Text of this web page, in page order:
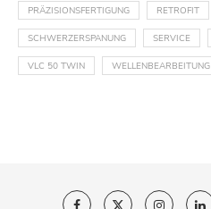
PRÄZISIONSFERTIGUNG RETROFIT
SCHWERZERSPANUNG SERVICE
VLC 50 TWIN WELLENBEARBEITUNG